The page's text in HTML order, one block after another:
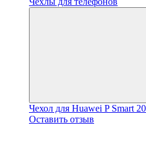
Чехол для Huawei P Smart
Оставить отзыв